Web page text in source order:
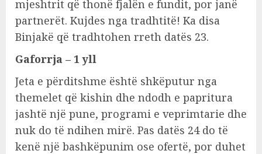
mjeshtrit që thonë fjalën e fundit, por janë
partnerët. Kujdes nga tradhtitë! Ka disa
Binjakë që tradhtohen rreth datës 23.
Gaforrja – 1 yll
Jeta e përditshme është shkëputur nga
themelet që kishin dhe ndodh e papritura
jashtë një pune, programi e veprimtarie dhe
nuk do të ndihen mirë. Pas datës 24 do të
kenë një bashkëpunim ose ofertë, por duhet